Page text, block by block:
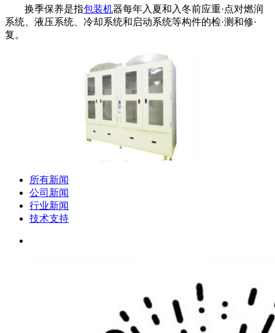
换季保养是指包装机器每年入夏和入冬前应重·点对燃润
系统、液压系统、冷却系统和启动系统等构件的检·测和修·
复。
所有新闻
公司新闻
行业新闻
技术支持